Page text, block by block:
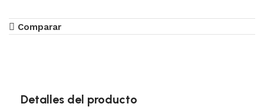
Comparar
Detalles del producto